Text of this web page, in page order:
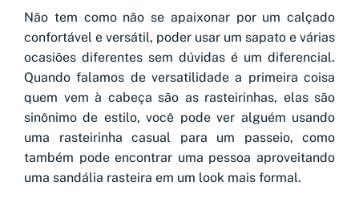
Não tem como não se apaixonar por um calçado
confortável e versátil, poder usar um sapato e várias
ocasiões diferentes sem dúvidas é um diferencial.
Quando falamos de versatilidade a primeira coisa
quem vem à cabeça são as rasteirinhas, elas são
sinônimo de estilo, você pode ver alguém usando
uma rasteirinha casual para um passeio, como
também pode encontrar uma pessoa aproveitando
uma sandália rasteira em um look mais formal.